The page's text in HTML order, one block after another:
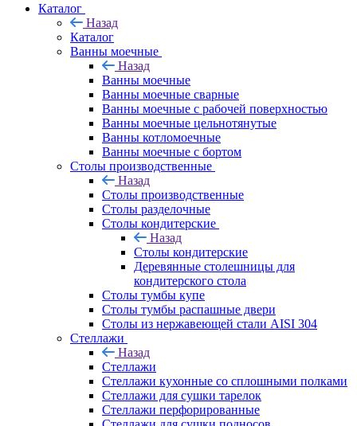
Каталог
Назад
Каталог
Ванны моечные
Назад
Ванны моечные
Ванны моечные сварные
Ванны моечные с рабочей поверхностью
Ванны моечные цельнотянутые
Ванны котломоечные
Ванны моечные с бортом
Столы производственные
Назад
Столы производственные
Столы разделочные
Столы кондитерские
Назад
Столы кондитерские
Деревянные столешницы для
кондитерского стола
Столы тумбы купе
Столы тумбы распашные двери
Столы из нержавеющей стали AISI 304
Стеллажи
Назад
Стеллажи
Стеллажи кухонные со сплошными полками
Стеллажи для сушки тарелок
Стеллажи перфорированные